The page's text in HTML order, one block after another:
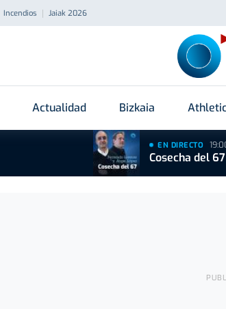
Incendios Jaiak 2026
Actualidad Bizkaia
EN DIRECTO
Cosecha del 67